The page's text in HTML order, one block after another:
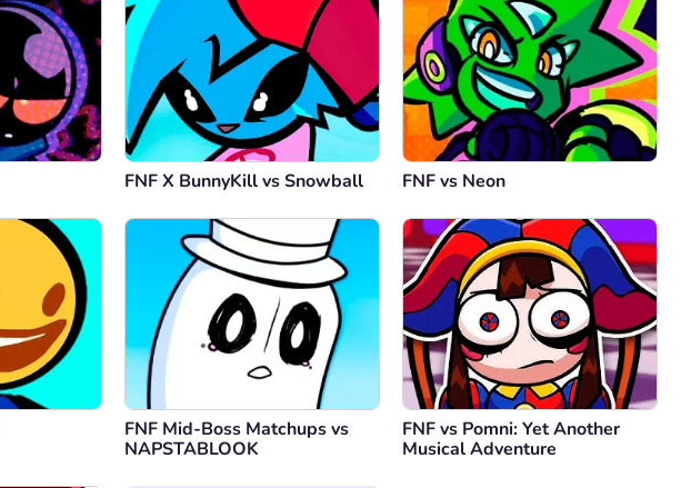
FNF X BunnyKill vs Snowball FNF vs Neon
FNF Mid-Boss Matchups vs
NAPSTABLOOK
FNF vs Pomni: Yet Another
Musical Adventure